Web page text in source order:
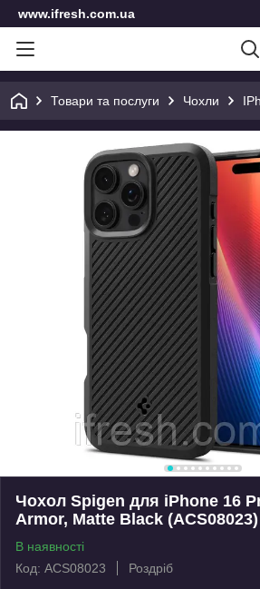
www.ifresh.com.ua
Товари та послуги Чохли
Чохол Spigen для iPhone 16
Armor, Matte Black (ACS08023)
В наявності
Код: ACS08023
Роздріб